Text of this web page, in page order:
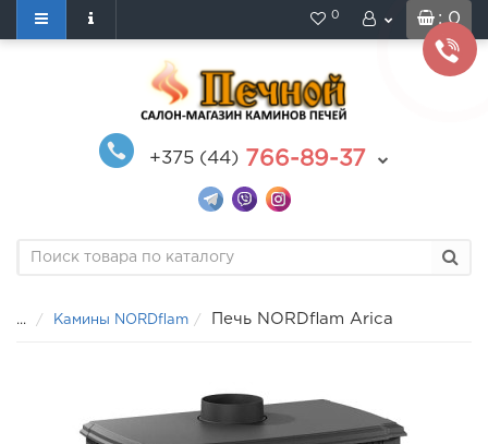
: 0
0
+375 (44) 766-89-37
... Камины NORDflam Печь NORDflam Arica